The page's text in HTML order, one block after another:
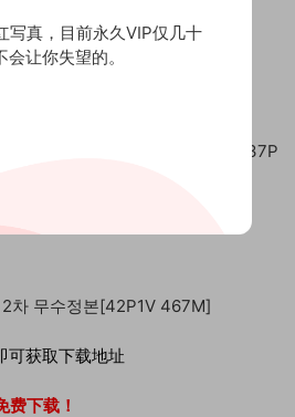
아람) Tame Your Bunny [164P-
Aram (아람) [81P／225MB]
Urologist Nurse [55P 902MB]
3.4G]
Aram Messed up Denim [137P
leak 2[166P-66V-1.53G]
차 무수정본[42P1V 467M]
可获取下载地址
费下载！
写真，目前永久VIP仅几十
让你失望的。